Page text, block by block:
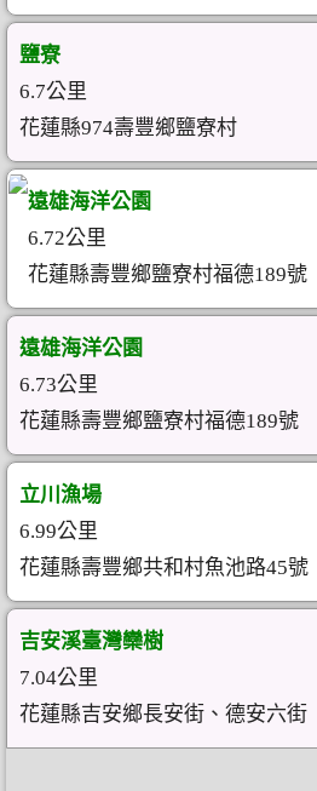
鹽寮
6.7公里
花蓮縣974壽豐鄉鹽寮村
遠雄海洋公園
6.72公里
花蓮縣壽豐鄉鹽寮村福德189號
遠雄海洋公園
6.73公里
花蓮縣壽豐鄉鹽寮村福德189號
立川漁場
6.99公里
花蓮縣壽豐鄉共和村魚池路45號
吉安溪臺灣欒樹
7.04公里
花蓮縣吉安鄉長安街、德安六街